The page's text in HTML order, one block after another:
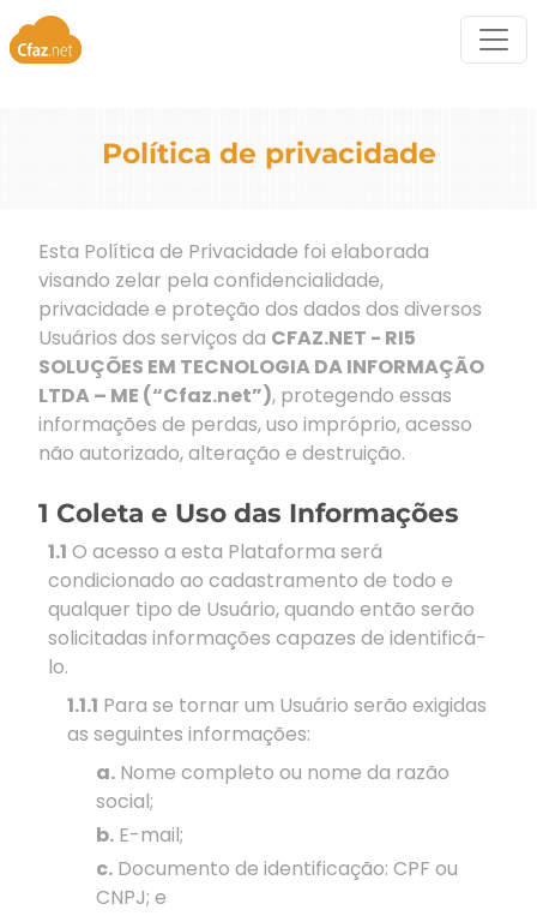
Política de privacidade
Esta Política de Privacidade foi elaborada
visando zelar pela confidencialidade,
privacidade e proteção dos dados dos diversos
Usuários dos serviços da CFAZ.NET - RI5
SOLUÇÕES EM TECNOLOGIA DA INFORMAÇÃO
LTDA – ME (“Cfaz.net”), protegendo essas
informações de perdas, uso impróprio, acesso
não autorizado, alteração e destruição.
1 Coleta e Uso das Informações
1.1 O acesso a esta Plataforma será
condicionado ao cadastramento de todo e
qualquer tipo de Usuário, quando então serão
solicitadas informações capazes de identificá-
lo.
1.1.1 Para se tornar um Usuário serão exigidas
as seguintes informações:
a. Nome completo ou nome da razão
social;
b. E-mail;
c. Documento de identificação: CPF ou
CNPJ; e